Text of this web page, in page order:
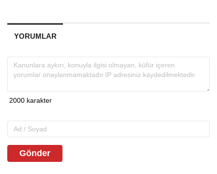
YORUMLAR
Gönder